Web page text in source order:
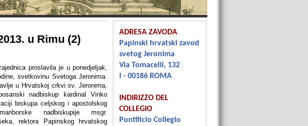
u Rimu (2)
proslavila je u ponedjeljak,
svetkovinu Svetoga Jeronima.
u Hrvatskoj crkvi sv. Jeronima,
nadbiskup kardinal Vinko
biskupa celjskog i apostolskog
nadbiskupije msgr.
rektora Papinskog hrvatskog
ADRESA ZAVODA
Papinski hrvatski zavod
svetog Jeronima
Via Tomacelli, 132
I - 00186 ROMA
INDIRIZZO DEL
COLLEGIO
Pontificio Collegio